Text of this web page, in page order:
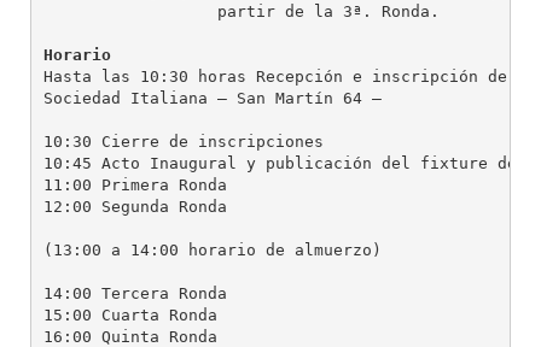
                  partir de la 3ª. Ronda.
Horario
Hasta las 10:30 horas Recepción e inscripción de
Sociedad Italiana – San Martín 64 –
10:30 Cierre de inscripciones
10:45 Acto Inaugural y publicación del fixture de
11:00 Primera Ronda
12:00 Segunda Ronda
(13:00 a 14:00 horario de almuerzo)
14:00 Tercera Ronda
15:00 Cuarta Ronda
16:00 Quinta Ronda